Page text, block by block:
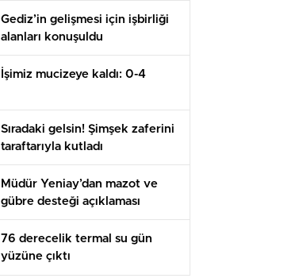
Gediz’in gelişmesi için işbirliği
alanları konuşuldu
İşimiz mucizeye kaldı: 0-4
Sıradaki gelsin! Şimşek zaferini
taraftarıyla kutladı
Müdür Yeniay’dan mazot ve
gübre desteği açıklaması
76 derecelik termal su gün
yüzüne çıktı